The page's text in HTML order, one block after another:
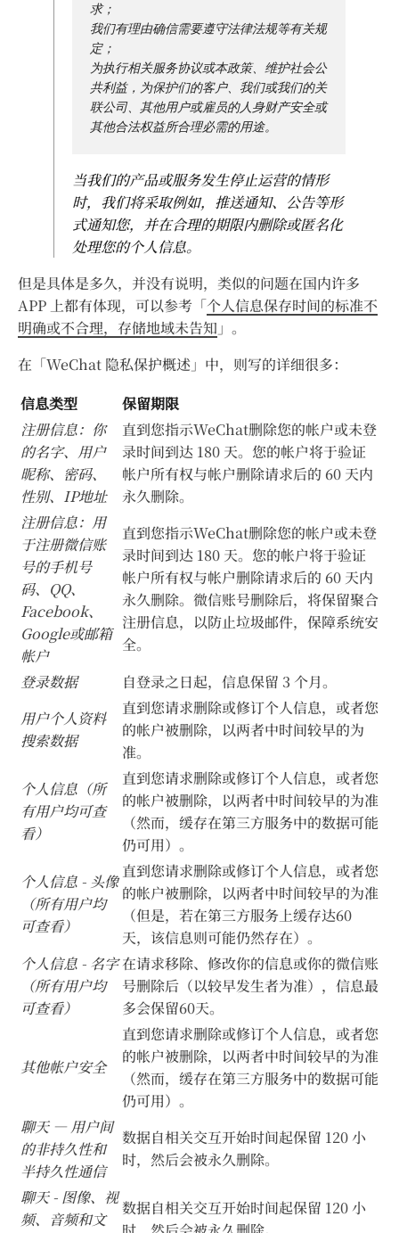
求；
我们有理由确信需要遵守法律法规等有关规
定；
为执行相关服务协议或本政策、维护社会公
共利益，为保护们的客户、我们或我们的关
联公司、其他用户或雇员的人身财产安全或
当我们的产品或服务发生停止运营的情形
时，我们将采取例如，推送通知、公告等形
式通知您，并在合理的期限内删除或匿名化
处理您的个人信息。
但是具体是多久，并没有说明，类似的问题在国内许多
APP 上都有体现，可以参考「个人信息保存时间的标准不
明确或不合理，存储地域未告知 」。
在「WeChat 隐私保护概述」中，则写的详细很多：
信息类型
保留期限
注册信息：你
的名字、用户
昵称、密码、
性别、IP地址
直到您指示WeChat删除您的帐户或未登
录时间到达 180 天。您的帐户将于验证
帐户所有权与帐户删除请求后的 60 天内
永久删除。
注册信息：用
于注册微信账
号的手机号
码、QQ、
Facebook、
Google或邮箱
帐户
直到您指示WeChat删除您的帐户或未登
录时间到达 180 天。您的帐户将于验证
帐户所有权与帐户删除请求后的 60 天内
永久删除。微信账号删除后，将保留聚合
注册信息，以防止垃圾邮件，保障系统安
全。
登录数据
自登录之日起，信息保留 3 个月。
用户个人资料
搜索数据
直到您请求删除或修订个人信息，或者您
的帐户被删除，以两者中时间较早的为
准。
个人信息（所
有用户均可查
看）
直到您请求删除或修订个人信息，或者您
的帐户被删除，以两者中时间较早的为准
（然而，缓存在第三方服务中的数据可能
仍可用）。
个人信息 - 头像
（所有用户均
可查看）
直到您请求删除或修订个人信息，或者您
的帐户被删除，以两者中时间较早的为准
（但是，若在第三方服务上缓存达60
天，该信息则可能仍然存在）。
个人信息 - 名字
（所有用户均
可查看）
在请求移除、修改你的信息或你的微信账
号删除后（以较早发生者为准），信息最
多会保留60天。
其他帐户安全
直到您请求删除或修订个人信息，或者您
的帐户被删除，以两者中时间较早的为准
（然而，缓存在第三方服务中的数据可能
仍可用）。
聊天 — 用户间
的非持久性和
半持久性通信
数据自相关交互开始时间起保留 120 小
时，然后会被永久删除。
聊天 - 图像、视
频、音频和文
数据自相关交互开始时间起保留 120 小